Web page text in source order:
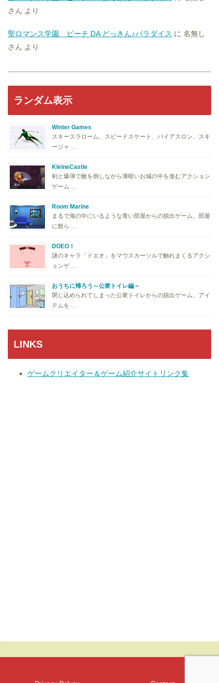
さん より
聖ロマンス学園 ビーチ DA どっきん♪パラダイス に 名無し
さん より
ランダム表示
Winter Games
スキースラローム、スピードスケート、バイアスロン、スキ
ージャ …
KleineCastle
剣と爆弾で敵を倒しながら薄暗いお城の中を進むアクション
ゲーム …
Room Marine
まるで海の中にいるような青い部屋からの脱出ゲーム。部屋
に散ら …
DOEO！
謎のキャラ「ドエオ」をマウスカーソルで触れまくるアクシ
ョンゲ …
おうちに帰ろう～公衆トイレ編～
閉じ込められてしまった公衆トイレからの脱出ゲーム。アイ
テムを …
LINKS
ゲームクリエイター＆ゲーム紹介サイトリンク集